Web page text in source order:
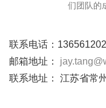
们团队的
联系电话：
邮箱地址：
联系地址： 江苏省常